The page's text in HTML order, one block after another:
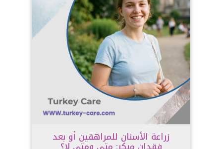
زراعة الأسنان للمراهقين أو بعد